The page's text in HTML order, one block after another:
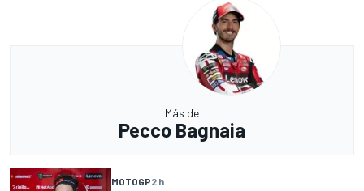
Más de
Pecco Bagnaia
MOTOGP2 h